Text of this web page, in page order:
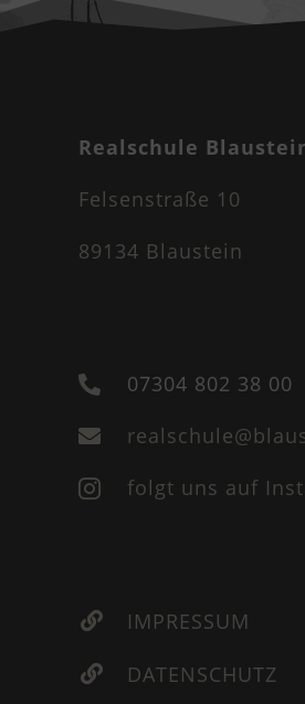
Realschule
Felsenstraße 10
89134 Blaustein
 07304 802 38 00

 folgt uns auf
 IMPRESSUM
 DATENSCHUTZ